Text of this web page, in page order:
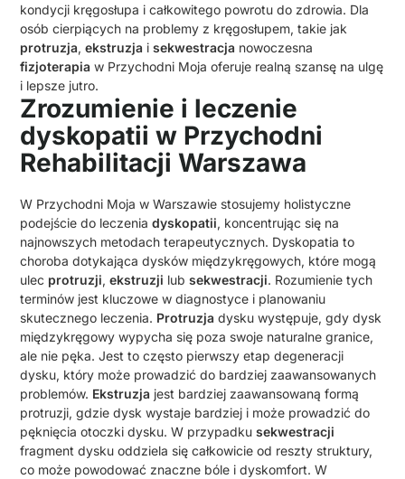
kondycji kręgosłupa i całkowitego powrotu do zdrowia. Dla
osób cierpiących na problemy z kręgosłupem, takie jak
protruzja,ekstruzja isekwestracja nowoczesna
fizjoterapia w Przychodni Moja oferuje realną szansę na ulgę
i lepsze jutro.
Zrozumienie i leczenie
dyskopatii w Przychodni
Rehabilitacji Warszawa
W Przychodni Moja w Warszawie stosujemy holistyczne
podejście do leczeniadyskopatii, koncentrując się na
najnowszych metodach terapeutycznych. Dyskopatia to
choroba dotykająca dysków międzykręgowych, które mogą
ulec protruzji,ekstruzji lubsekwestracji. Rozumienie tych
terminów jest kluczowe w diagnostyce i planowaniu
skutecznego leczenia. Protruzja dysku występuje, gdy dysk
międzykręgowy wypycha się poza swoje naturalne granice,
ale nie pęka. Jest to często pierwszy etap degeneracji
dysku, który może prowadzić do bardziej zaawansowanych
problemów. Ekstruzja jest bardziej zaawansowaną formą
protruzji, gdzie dysk wystaje bardziej i może prowadzić do
pęknięcia otoczki dysku. W przypadkusekwestracji
fragment dysku oddziela się całkowicie od reszty struktury,
co może powodować znaczne bóle i dyskomfort. W